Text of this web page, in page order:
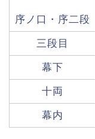
序ノ口・序二段
三段目
幕下
十両
幕内